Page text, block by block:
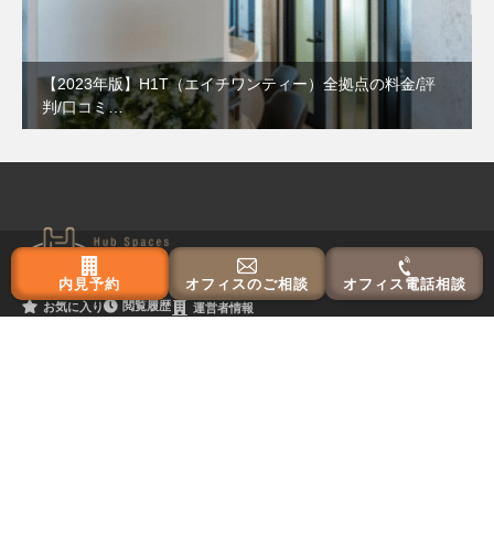
内見予約 オフィスのご相談 オフィス電話相談
【2023年版】H1T（エイチワンティー）全拠点の料金/評
判/口コミ…
お気に入り 閲覧履歴 運営者情報